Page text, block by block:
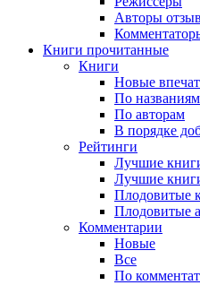
Авторы
Книги прочитанные
Книги
Новые
По названиям
По авторам
В порядке
Рейтинги
Лучшие
Лучшие
Плодовитые
Плодовитые
Комментарии
Новые
Все
По